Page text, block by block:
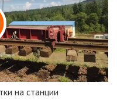
на станции